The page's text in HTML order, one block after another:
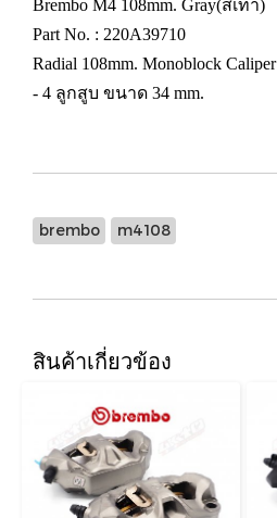
Brembo M4 108mm. Gray(สีเทา)
Part No. : 220A39710
Radial 108mm. Monoblock Caliper
- 4 ลูกสูบ ขนาด 34 mm.
brembo m4108
สินค้าเกี่ยวข้อง